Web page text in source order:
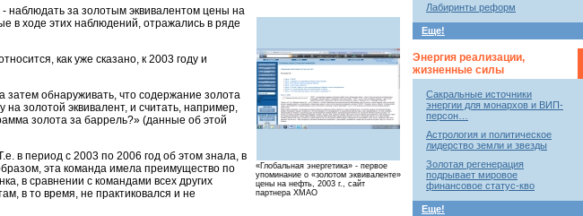
«Глобальная энергетика» - первое
упоминание о «золотом эквиваленте»
цены на нефть, 2003 г., сайт
партнера ХМАО
- наблюдать за золотым эквивалентом цены на
в ходе этих наблюдений, отражались в ряде
как уже сказано, к 2003 году и
затем обнаруживать, что содержание золота
золотой эквивалент, и считать, например,
золота за баррель?» (данные об этой
в период с 2003 по 2006 год об этом знала, в
эта команда имела преимущество по
в сравнении с командами всех других
в то время, не практиковался и не
Лабиринты реформ
Еще!
Энергия реализации,
жизненные силы
Сакральные источники
энергии для монархов и ВИП-
персон…
Астрология и политическое
лидерство земли и звезды
Золотая регенерация
подрывает мировое
финансовое статус-кво
Еще!